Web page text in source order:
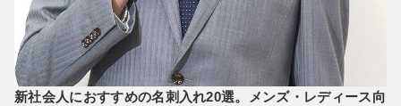
新社会人におすすめの名刺入れ20選。メンズ・レディース向